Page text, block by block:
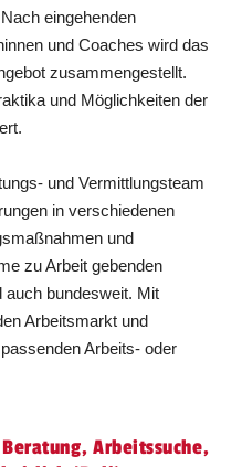
eingehenden
und Coaches wird das
zusammengestellt.
und Möglichkeiten der
und Vermittlungsteam
in verschiedenen
und
zu Arbeit gebenden
auch bundesweit. Mit
Arbeitsmarkt und
Arbeits- oder
Arbeitssuche,